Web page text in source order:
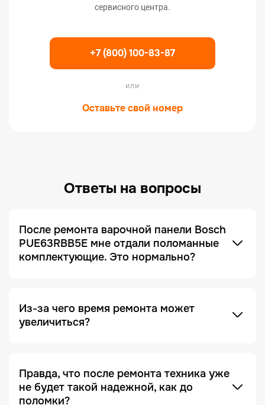
сервисного центра.
+7 (800) 100-83-87
или
Оставьте свой номер
Ответы на вопросы
После ремонта варочной панели Bosch
PUE63RBB5E мне отдали поломанные
комплектующие. Это нормально?
был действительно выполнен, и увидеть, что
именно случилось с устройством.
Из-за чего время ремонта может
увеличиться?
ремонта возникает на этапе диагностики, когда
проблема проявляется не явно. Чтобы ее
зафиксировать и локализовать, техника должна
Правда, что после ремонта техника уже
не будет такой надежной, как до
поломки?